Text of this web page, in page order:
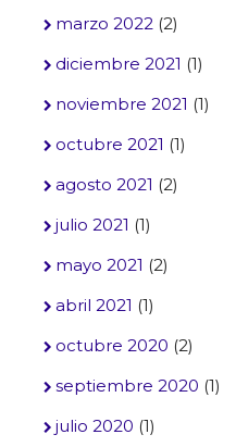
marzo 2022 (2)
diciembre 2021 (1)
noviembre 2021 (1)
octubre 2021 (1)
agosto 2021 (2)
julio 2021 (1)
mayo 2021 (2)
abril 2021 (1)
octubre 2020 (2)
septiembre 2020 (1)
julio 2020 (1)